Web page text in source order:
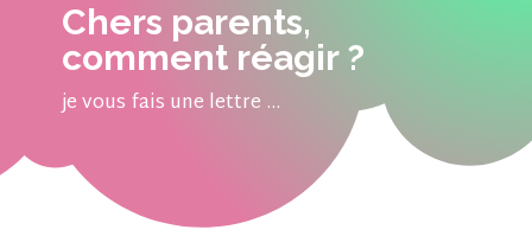
Chers parents,
comment réagir ?
je vous fais une lettre ...